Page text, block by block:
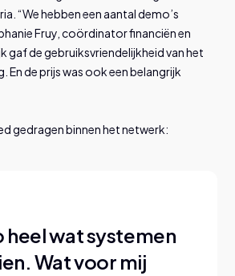
“We hebben een aantal demo’s
Fruy, coördinator financiën en
gaf de gebruiksvriendelijkheid van het
En de prijs was ook een belangrijk
gedragen binnen het netwerk:
heel wat systemen
Wat voor mij